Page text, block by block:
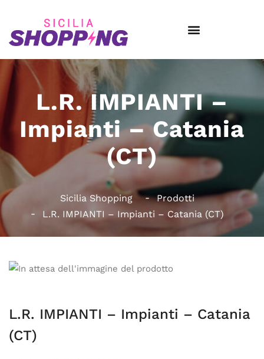
L.R. IMPIANTI –
Impianti – Catania
(CT)
Sicilia Shopping
Prodotti
L.R. IMPIANTI – Impianti – Catania (CT)
L.R. IMPIANTI – Impianti – Catania
(CT)